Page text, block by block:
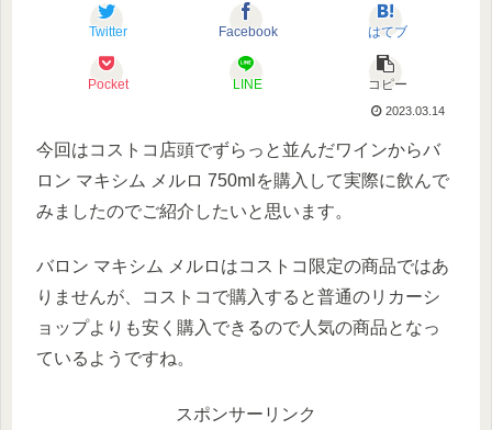
Twitter Facebook はてブ
Pocket LINE コピー
2023.03.14
今回はコストコ店頭でずらっと並んだワインからバ
ロン マキシム メルロ 750mlを購入して実際に飲んで
みましたのでご紹介したいと思います。
バロン マキシム メルロはコストコ限定の商品ではあ
りませんが、コストコで購入すると普通のリカーシ
ョップよりも安く購入できるので人気の商品となっ
ているようですね。
スポンサーリンク